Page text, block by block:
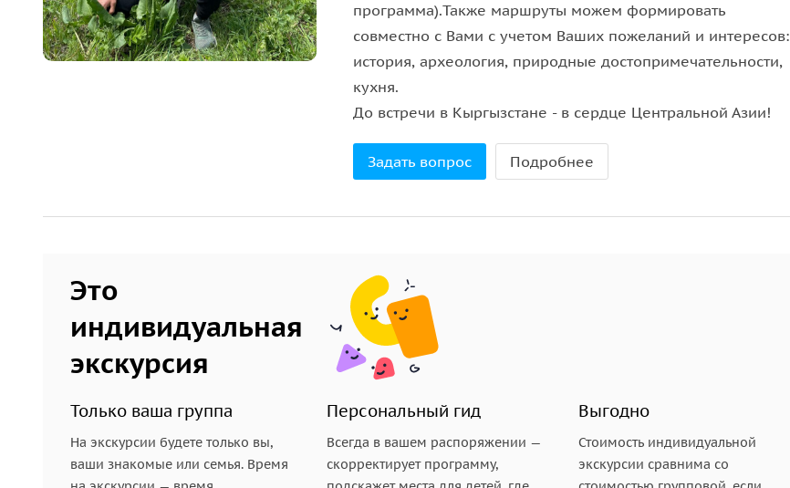
программа).Также маршруты можем формировать
совместно с Вами с учетом Ваших пожеланий и интересов:
история, археология, природные достопримечательности,
кухня.
До встречи в Кыргызстане - в сердце Центральной Азии!
Задать вопрос Подробнее
Это
индивидуальная
экскурсия
Только ваша группа
На экскурсии будете только вы,
ваши знакомые или семья. Время
Персональный гид
Всегда в вашем распоряжении —
скорректирует программу,
Выгодно
Стоимость индивидуальной
экскурсии сравнима со